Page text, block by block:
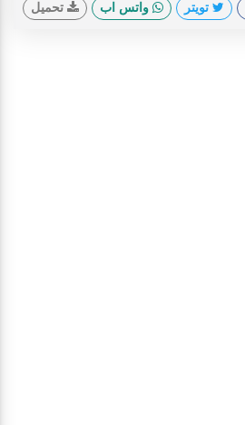
تويتر واتس اب تحميل